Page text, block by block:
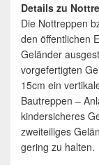
Details zu
Die Nottreppen
den öffentlichen
Geländer
vorgefertigten
15cm ein
Bautreppen –
kindersicheres
zweiteiliges
gering zu halten.